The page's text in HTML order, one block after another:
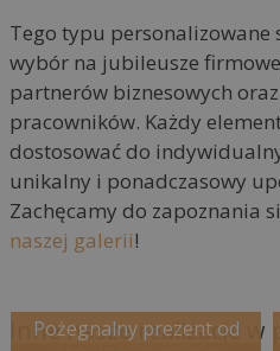
Tego typu personalizowane
wybór na jubileusze
partnerów biznesowych
pracowników. Każdy
dostosować do
unikalny i ponadczasowy
Zachęcamy do zapoznania
naszej galerii!
Inne nasze realizacje
Pożegnalny prezent od